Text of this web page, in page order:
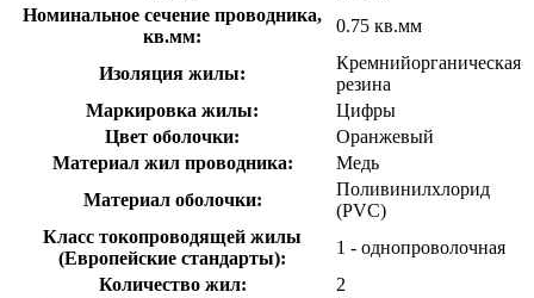
Номинальное сечение проводника,
кв.мм:
0.75 кв.мм
Изоляция жилы:
Кремнийорганическая
резина
Маркировка жилы:
Цифры
Цвет оболочки:
Оранжевый
Материал жил проводника:
Медь
Материал оболочки:
Поливинилхлорид
(PVC)
Класс токопроводящей жилы
(Европейские стандарты):
1 - однопроволочная
Количество жил:
2